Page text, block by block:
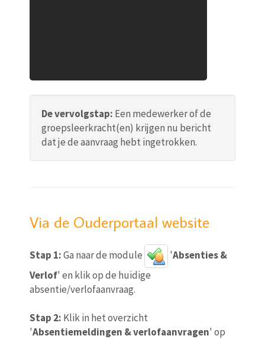
De vervolgstap: Een medewerker of de
groepsleerkracht(en) krijgen nu bericht
dat je de aanvraag hebt ingetrokken.
Via de Ouderportaal website
Stap 1:Ga naar de module 'Absenties &
Verlof' en klik op de huidige
absentie/verlofaanvraag.
Stap 2: Klik in het overzicht
'Absentiemeldingen & verlofaanvragen' op